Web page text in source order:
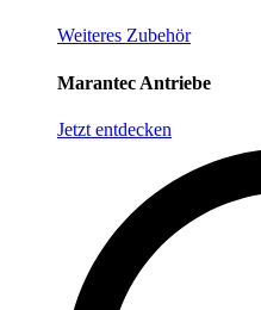
Weiteres Zubehör
Marantec Antriebe
Jetzt entdecken